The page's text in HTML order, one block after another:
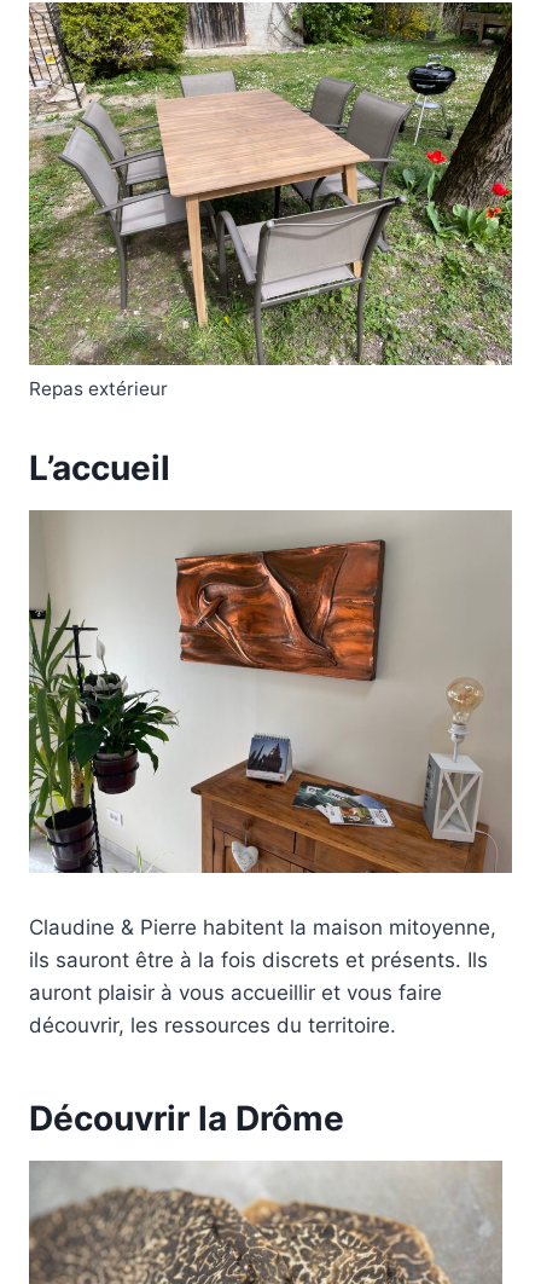
Repas extérieur
L’accueil
Claudine & Pierre habitent la maison mitoyenne,
ils sauront être à la fois discrets et présents. Ils
auront plaisir à vous accueillir et vous faire
découvrir, les ressources du territoire.
Découvrir la Drôme